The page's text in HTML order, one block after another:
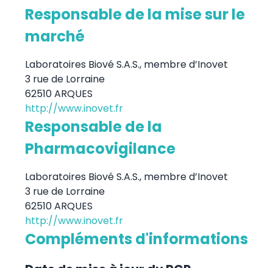
Responsable de la mise sur le
marché
Laboratoires Biové S.A.S., membre d’Inovet
3 rue de Lorraine
62510 ARQUES
http://www.inovet.fr
Responsable de la
Pharmacovigilance
Laboratoires Biové S.A.S., membre d’Inovet
3 rue de Lorraine
62510 ARQUES
http://www.inovet.fr
Compléments d'informations